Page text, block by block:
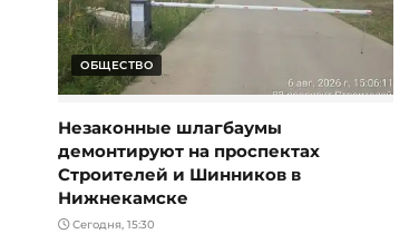
ОБЩЕСТВО
Незаконные шлагбаумы
демонтируют на проспектах
Строителей и Шинников в
Нижнекамске
Сегодня, 15:30